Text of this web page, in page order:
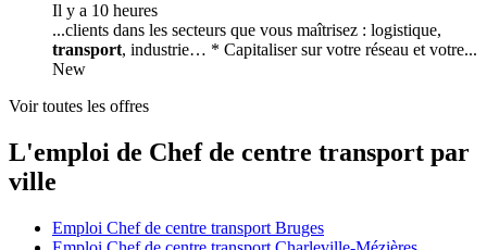
Il y a 10 heures
...clients dans les secteurs que vous maîtrisez : logistique,
transport, industrie… * Capitaliser sur votre réseau et votre...
New
Voir toutes les offres
L'emploi de Chef de centre transport par
ville
Emploi Chef de centre transport Bruges